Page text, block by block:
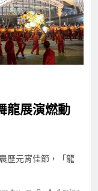
龍展演燃動
歷元宵佳節，「龍